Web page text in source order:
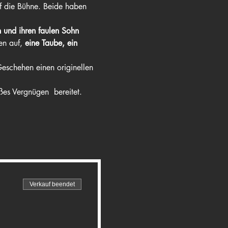
die Bühne. Beide haben
und ihren faulen Sohn
auf, eine Taube, ein
einen originellen
Vergnügen  bereitet.
Verkauf beendet